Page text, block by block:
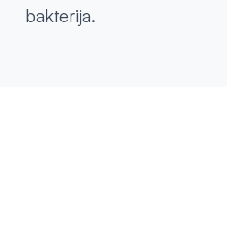
bakterija.